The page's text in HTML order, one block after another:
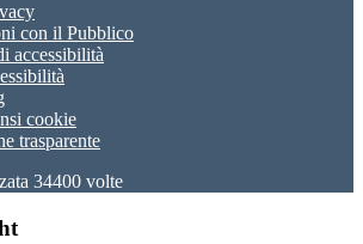
con il Pubblico
accessibilità
cookie
trasparente
34400 volte